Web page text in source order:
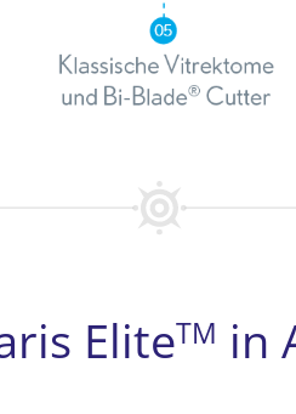
EliteTM in